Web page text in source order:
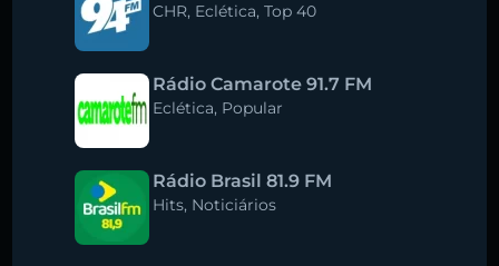
CHR, Eclética, Top 40
Rádio Camarote 91.7 FM
Eclética, Popular
Rádio Brasil 81.9 FM
Hits, Noticiários